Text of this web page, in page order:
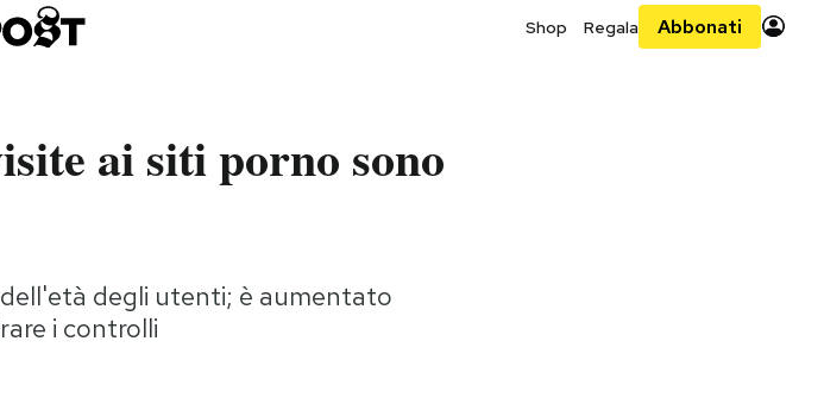
Shop Regala Abbonati
ai siti porno sono
degli utenti; è aumentato
i controlli